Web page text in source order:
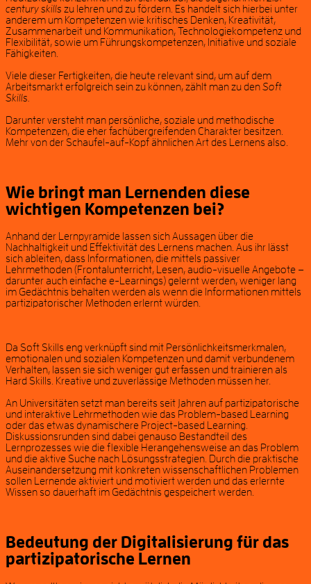
century skills zu lehren und zu fördern. Es handelt sich hierbei unter
anderem um Kompetenzen wie kritisches Denken, Kreativität,
Zusammenarbeit und Kommunikation, Technologiekompetenz und
Flexibilität, sowie um Führungskompetenzen, Initiative und soziale
Fähigkeiten.
Viele dieser Fertigkeiten, die heute relevant sind, um auf dem
Arbeitsmarkt erfolgreich sein zu können, zählt man zu denSoft
Skills.
Darunter versteht man persönliche, soziale und methodische
Kompetenzen, die eher fachübergreifenden Charakter besitzen.
Mehr von der Schaufel-auf-Kopf ähnlichen Art des Lernens also.
Wie bringt man Lernenden diese
wichtigen Kompetenzen bei?
Anhand der Lernpyramide lassen sich Aussagen über die
Nachhaltigkeit und Effektivität des Lernens machen. Aus ihr lässt
sich ableiten, dass Informationen, die mittels passiver
Lehrmethoden (Frontalunterricht, Lesen, audio-visuelle Angebote –
darunter auch einfache e-Learnings) gelernt werden, weniger lang
im Gedächtnis behalten werden als wenn die Informationen mittels
partizipatorischer Methoden erlernt würden.
Da Soft Skills eng verknüpft sind mit Persönlichkeitsmerkmalen,
emotionalen und sozialen Kompetenzen und damit verbundenem
Verhalten, lassen sie sich weniger gut erfassen und trainieren als
Hard Skills. Kreative und zuverlässige Methoden müssen her.
An Universitäten setzt man bereits seit Jahren auf partizipatorische
und interaktive Lehrmethoden wie das Problem-based Learning
oder das etwas dynamischere Project-based Learning.
Diskussionsrunden sind dabei genauso Bestandteil des
Lernprozesses wie die flexible Herangehensweise an das Problem
und die aktive Suche nach Lösungsstrategien. Durch die praktische
Auseinandersetzung mit konkreten wissenschaftlichen Problemen
sollen Lernende aktiviert und motiviert werden und das erlernte
Wissen so dauerhaft im Gedächtnis gespeichert werden.
Bedeutung der Digitalisierung für das
partizipatorische Lernen